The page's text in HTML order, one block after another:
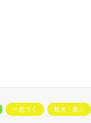
一息つく 観光・遊ぶ